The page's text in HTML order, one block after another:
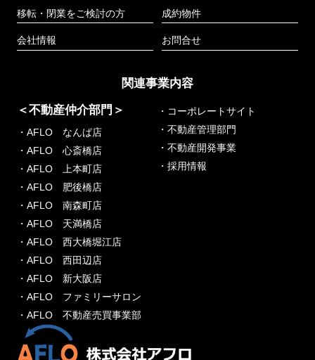
移転・閉業をご検討の方
会社情報
成約物件
お問合せ
関連事業内容
＜不動産仲介部門＞
・AFLO なんば店
・AFLO 心斎橋店
・AFLO 上本町店
・AFLO 肥後橋店
・AFLO 南森町店
・AFLO 天満橋店
・AFLO 西大橋堀江店
・AFLO 西田辺店
・AFLO 新大阪店
・AFLO ファミリーサロン
・AFLO 不動産売買事業部
・コーポレートサイト
・不動産管理部門
・不動産開発事業
・採用情報